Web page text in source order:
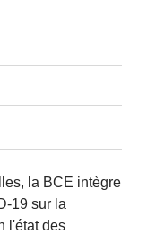
la BCE intègre
19 sur la
l'état des